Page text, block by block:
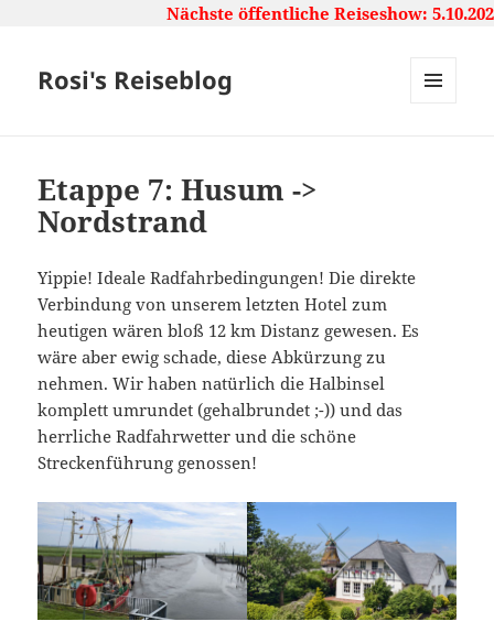
Nächste öffentliche Reiseshow:
Rosi's Reiseblog
Etappe 7: Husum ->
Nordstrand
Yippie! Ideale Radfahrbedingungen! Die direkte
Verbindung von unserem letzten Hotel zum
heutigen wären bloß 12 km Distanz gewesen. Es
wäre aber ewig schade, diese Abkürzung zu
nehmen. Wir haben natürlich die Halbinsel
komplett umrundet (gehalbrundet ;-)) und das
herrliche Radfahrwetter und die schöne
Streckenführung genossen!